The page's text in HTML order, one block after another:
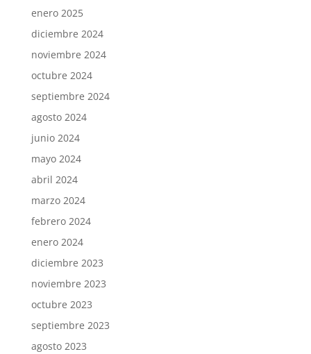
enero 2025
diciembre 2024
noviembre 2024
octubre 2024
septiembre 2024
agosto 2024
junio 2024
mayo 2024
abril 2024
marzo 2024
febrero 2024
enero 2024
diciembre 2023
noviembre 2023
octubre 2023
septiembre 2023
agosto 2023